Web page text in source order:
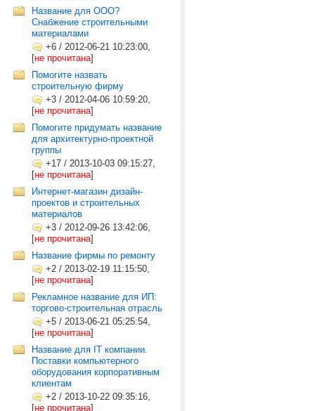
Название для ООО?
Снабжение строительными
материалами
+6 / 2012-06-21 10:23:00,
[не прочитана]
Помогите назвать
строительную фирму
+3 / 2012-04-06 10:59:20,
[не прочитана]
Помогите придумать название
для архитектурно-проектной
группы
+17 / 2013-10-03 09:15:27,
[не прочитана]
Интернет-магазин дизайн-
проектов и строительных
материалов
+3 / 2012-09-26 13:42:06,
[не прочитана]
Название фирмы по ремонту
+2 / 2013-02-19 11:15:50,
[не прочитана]
Рекламное название для ИП:
торгово-строительная отрасль
+5 / 2013-06-21 05:25:54,
[не прочитана]
Название для IT компании.
Поставки компьютерного
оборудования корпоративным
клиентам
+2 / 2013-10-22 09:35:16,
[не прочитана]